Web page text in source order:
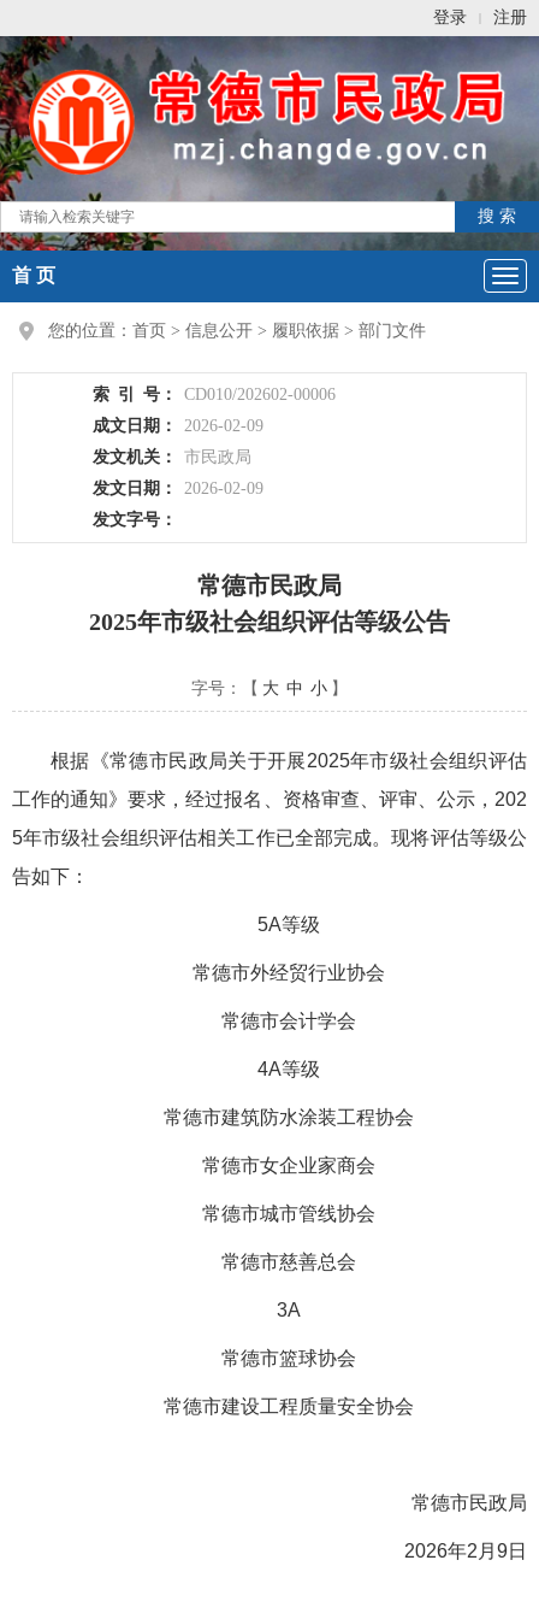
登录 | 注册
首 页
您的位置： 首页 > 信息公开 > 履职依据 > 部门文件
索 引 号：
CD010/202602-00006
成文日期：
2026-02-09
发文机关：
市民政局
发文日期：
2026-02-09
发文字号：
常德市民政局
2025年市级社会组织评估等级公告
字号：【 大 中 小 】
根据《常德市民政局关于开展2025年市级社会组织评估
工作的通知》要求，经过报名、资格审查、评审、公示，202
5年市级社会组织评估相关工作已全部完成。现将评估等级公
告如下：
5A等级
常德市外经贸行业协会
常德市会计学会
4A等级
常德市建筑防水涂装工程协会
常德市女企业家商会
常德市城市管线协会
常德市慈善总会
3A
常德市篮球协会
常德市建设工程质量安全协会
常德市民政局
2026年2月9日